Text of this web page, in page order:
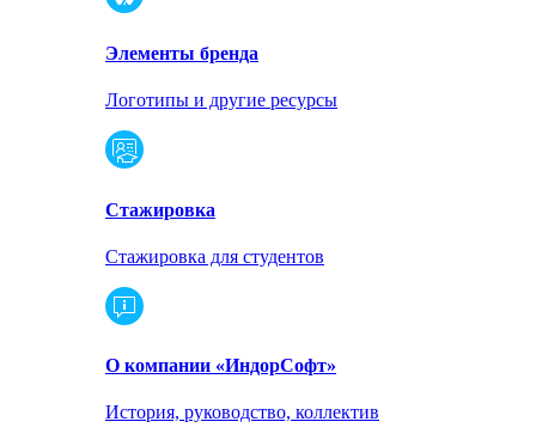
Элементы бренда
Логотипы и другие ресурсы
Стажировка
Стажировка для студентов
О компании «ИндорСофт»
История, руководство, коллектив